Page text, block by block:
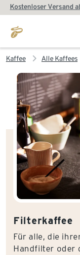
Kostenloser Versand
Kaffee Alle Kaffees
Filterkaffee
Für alle, die
Handfilter oder